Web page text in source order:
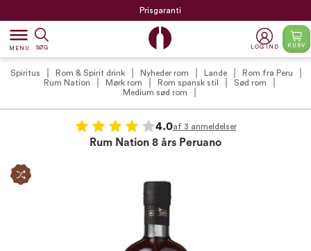
Prisgaranti
dehaze
MENU SØG LOG IND KURV
Spiritus Rom & Spirit drink Nyheder rom Lande
Rom fra Peru
Rum Nation
Mørk rom Rom spansk stil
Sød rom
Medium sød rom
4.0af 3 anmeldelser
Rum Nation 8 års Peruano